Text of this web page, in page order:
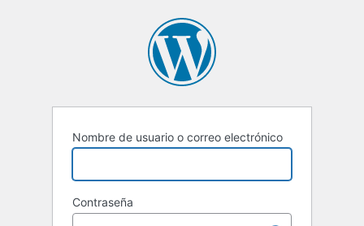
Nombre de usuario o correo electrónico
Contraseña